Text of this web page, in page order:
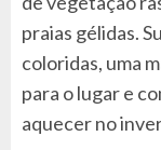
praias gélidas.
coloridas, uma
para o lugar e
aquecer no